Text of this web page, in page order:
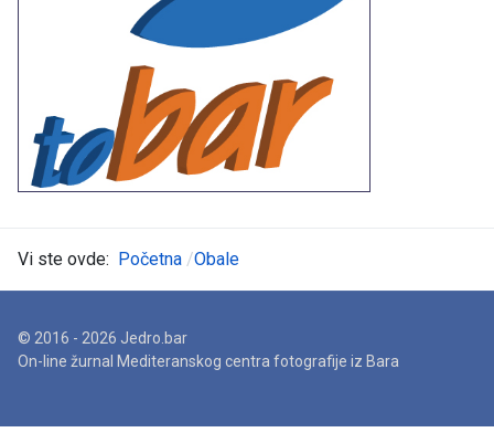
Vi ste ovde: Početna Obale
© 2016 - 2026 Jedro.bar
On-line žurnal Mediteranskog centra fotografije iz Bara